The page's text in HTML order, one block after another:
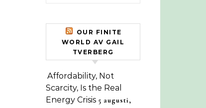
OUR FINITE
WORLD AV GAIL
TVERBERG
Affordability, Not
Scarcity, Is the Real
Energy Crisis 5 augusti,